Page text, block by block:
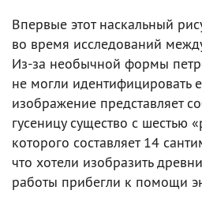
Впервые этот наскальный
во время исследований
Из-за необычной формы
не могли идентифицировать
изображение представляет
гусеницу существо с шестью
которого составляет 14
что хотели изобразить
работы прибегли к помощи